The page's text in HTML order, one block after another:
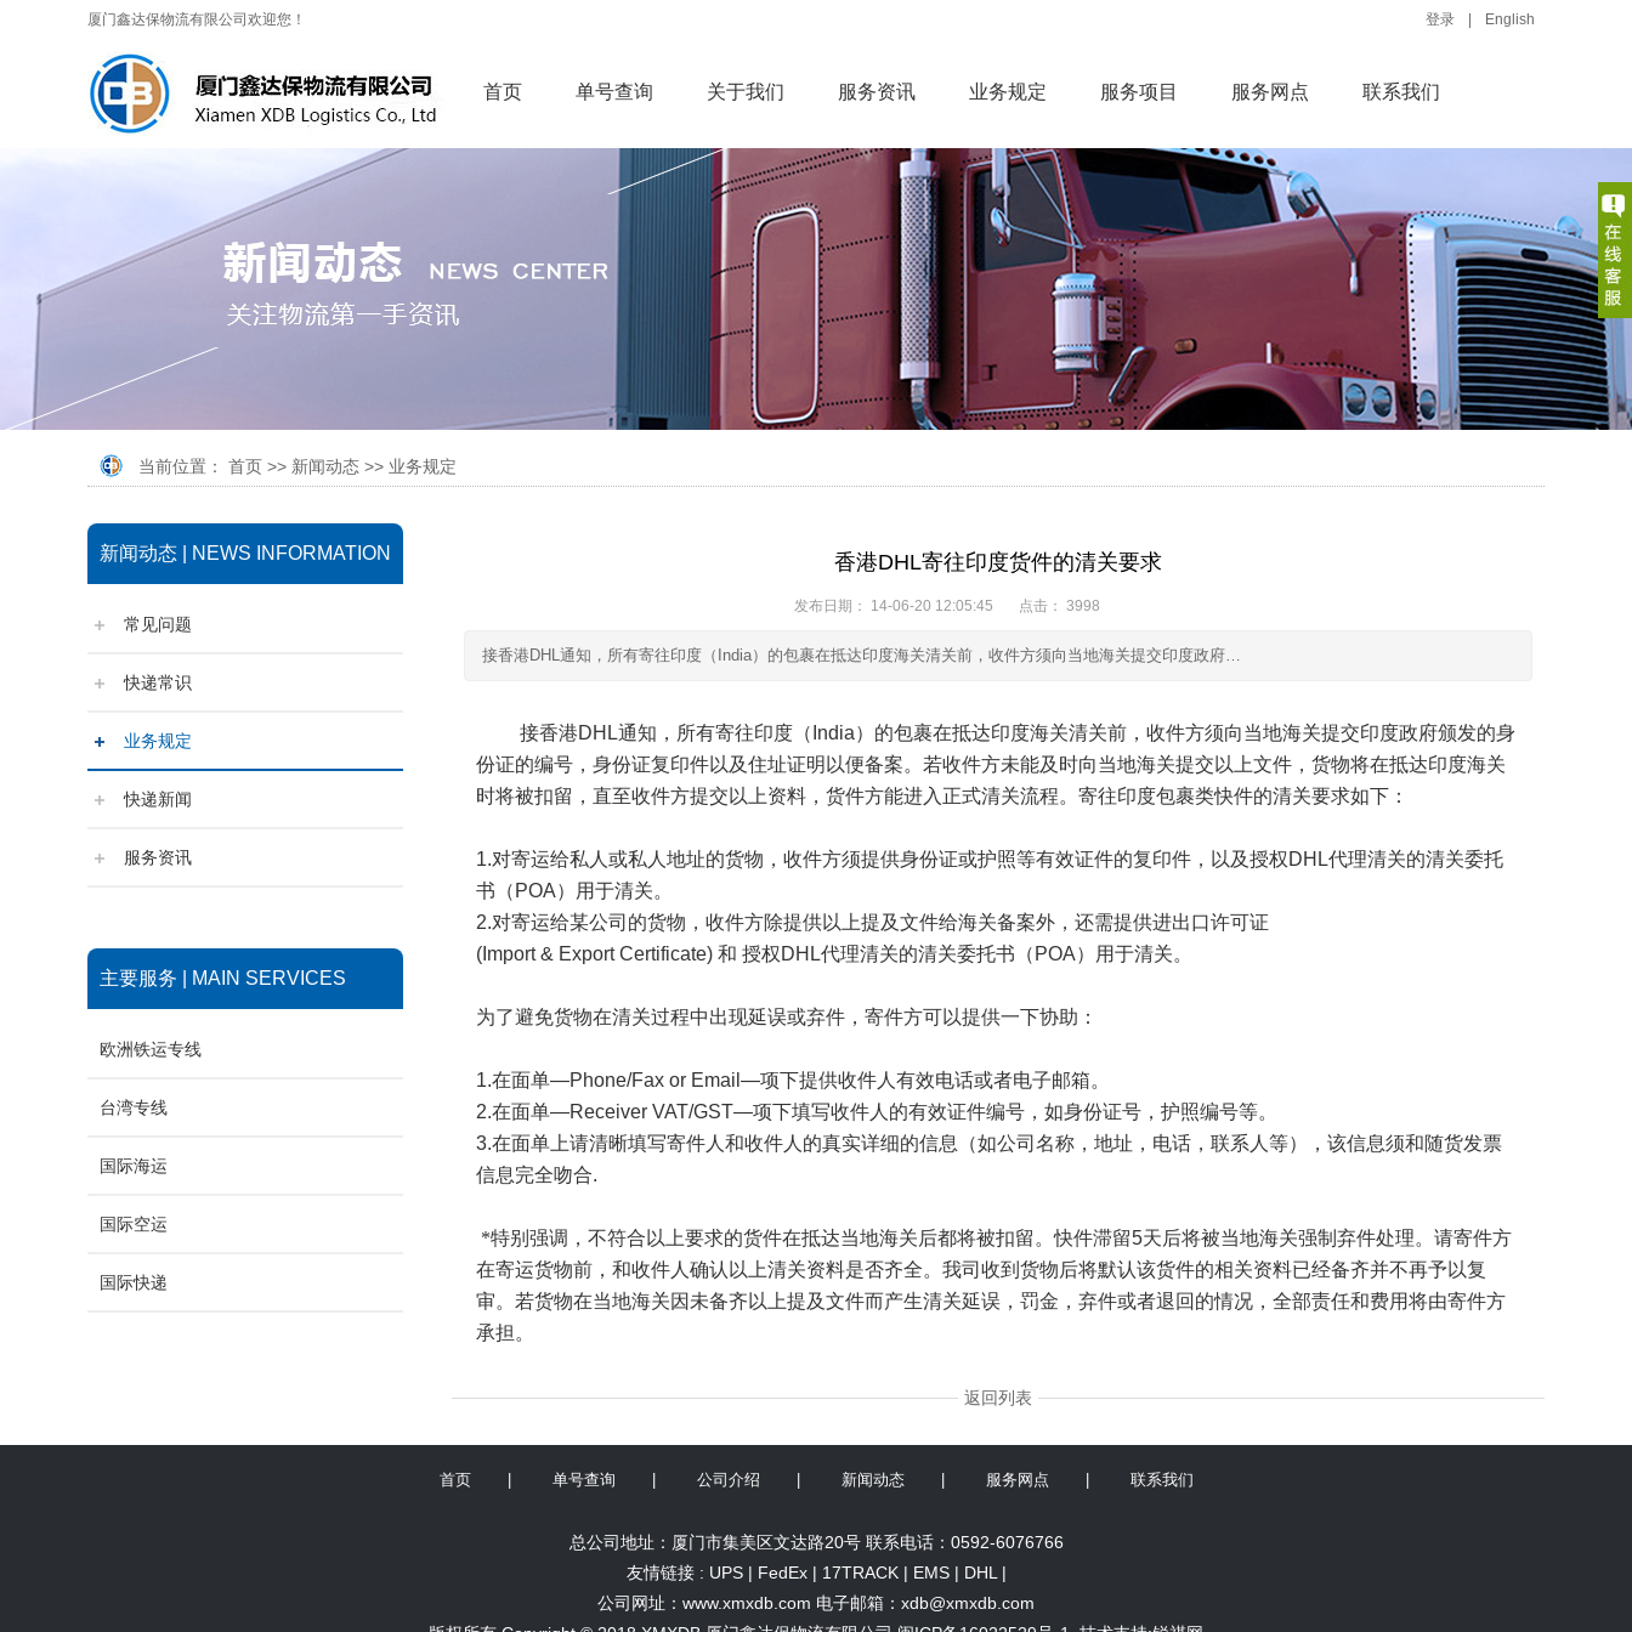
厦门鑫达保物流有限公司欢迎您！ 登录 English
首页 单号查询 关于我们 服务资讯 业务规定 服务项目 服务网点 联系我们
当前位置： 首页 >> 新闻动态 >> 业务规定
新闻动态 | NEWS INFORMATION
常见问题
快递常识
业务规定
快递新闻
服务资讯
主要服务 | MAIN SERVICES
欧洲铁运专线
台湾专线
国际海运
国际空运
国际快递
香港DHL寄往印度货件的清关要求
发布日期： 14-06-20 12:05:45 点击： 3998
接香港DHL通知，所有寄往印度（India）的包裹在抵达印度海关清关前，收件方须向当地海关提交印度政府…
接香港DHL通知，所有寄往印度（ India）的包裹在抵达印度海关清关前，收件方须向当地海关提交印度政府颁发的身
份证的编号，身份证复印件以及住址证明以便备案。若收件方未能及时向当地海关提交以上文件，货物将在抵达印度海关
时将被扣留，直至收件方提交以上资料，货件方能进入正式清关流程。寄往印度包裹类快件的清关要求如下：
1.对寄运给私人或私人地址的货物，收件方须提供身份证或护照等有效证件的复印件，以及授权DHL代理清关的清关委托
书（ POA）用于清关。
2.对寄运给某公司的货物，收件方除提供以上提及文件给海关备案外，还需提供进出口许可证
(Import & Export Certificate) 和 授权DHL代理清关的清关委托书（ POA）用于清关。
为了避免货物在清关过程中出现延误或弃件，寄件方可以提供一下协助：
1.在面单—Phone/Fax or Email—项下提供收件人有效电话或者电子邮箱。
2.在面单—Receiver VAT/GST—项下填写收件人的有效证件编号，如身份证号，护照编号等。
3.在面单上请清晰填写寄件人和收件人的真实详细的信息（如公司名称，地址，电话，联系人等），该信息须和随货发票
信息完全吻合.
*特别强调，不符合以上要求的货件在抵达当地海关后都将被扣留。快件滞留5天后将被当地海关强制弃件处理。请寄件方
在寄运货物前，和收件人确认以上清关资料是否齐全。我司收到货物后将默认该货件的相关资料已经备齐并不再予以复
审。若货物在当地海关因未备齐以上提及文件而产生清关延误，罚金，弃件或者退回的情况，全部责任和费用将由寄件方
承担。
返回列表
首页 单号查询 公司介绍 新闻动态 服务网点 联系我们
总公司地址：厦门市集美区文达路20号 联系电话：0592-6076766
友情链接 : UPS| FedEx| 17TRACK| EMS| DHL |
公司网址： www.xmxdb.com 电子邮箱：xdb@xmxdb.com